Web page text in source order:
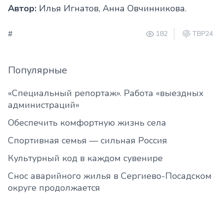
Автор: Илья Игнатов, Анна Овчинникова.
# 182 ТВР24
Популярные
«Специальный репортаж». Работа «выездных
администраций»
Обеспечить комфортную жизнь села
Спортивная семья — сильная Россия
Культурный код в каждом сувенире
Снос аварийного жилья в Сергиево-Посадском
округе продолжается